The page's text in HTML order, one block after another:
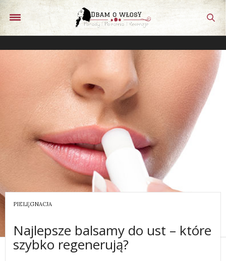
PIELĘGNACJA
Najlepsze balsamy do ust – które
szybko regenerują?